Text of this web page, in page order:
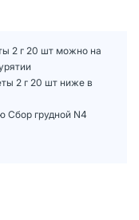
2 г 20 шт можно на
2 г 20 шт ниже в
Сбор грудной N4